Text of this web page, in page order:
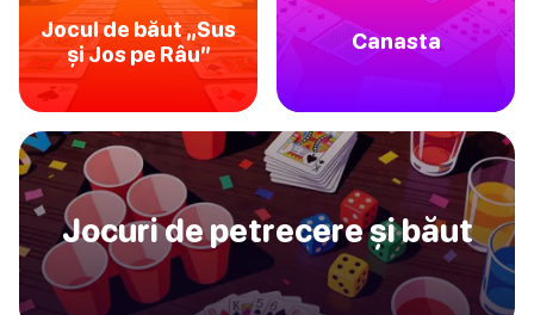
Jocul de băut „Sus
și Jos pe Râu”
Canasta
Jocuri de petrecere și băut